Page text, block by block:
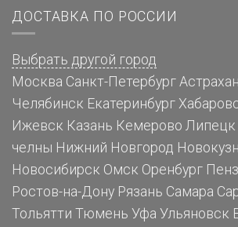
ДОСТАВКА ПО РОССИИ
Выбрать другой город
Москва Санкт-Петербург
Челябинск Екатеринбург
Ижевск Казань Кемерово Липецк
челны Нижний Новгород
Новосибирск Омск Оренбург
Ростов-на-Дону Рязань Самара
Тольятти Тюмень Уфа Ульяновск